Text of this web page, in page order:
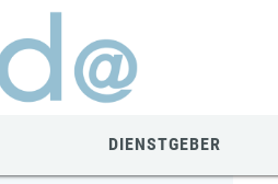
DIENSTGEBER